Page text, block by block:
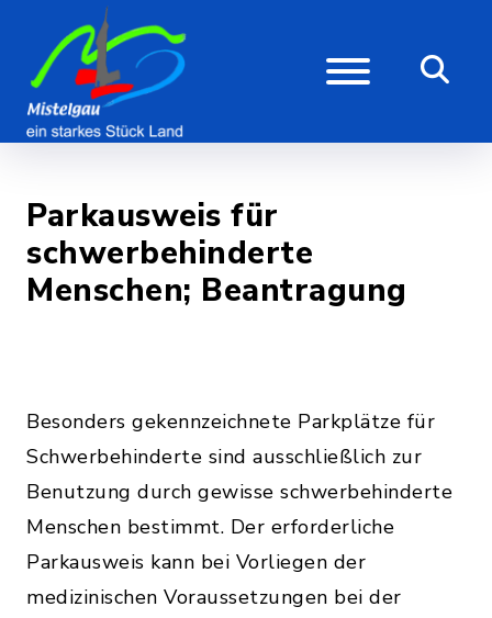
Parkausweis für
schwerbehinderte
Menschen; Beantragung
Besonders gekennzeichnete Parkplätze für
Schwerbehinderte sind ausschließlich zur
Benutzung durch gewisse schwerbehinderte
Menschen bestimmt. Der erforderliche
Parkausweis kann bei Vorliegen der
medizinischen Voraussetzungen bei der